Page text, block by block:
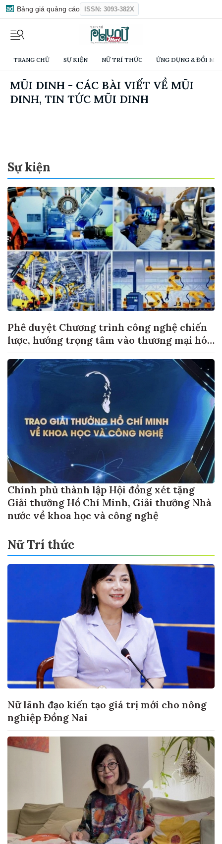
Bảng giá quảng cáo ISSN: 3093-382X
TRANG CHỦ SỰ KIỆN NỮ TRÍ THỨC ỨNG DỤNG & ĐỔI
MŨI DINH - CÁC BÀI VIẾT VỀ MŨI
DINH, TIN TỨC MŨI DINH
Sự kiện
Phê duyệt Chương trình công nghệ chiến
lược, hướng trọng tâm vào thương mại hóa
Chính phủ thành lập Hội đồng xét tặng
Giải thưởng Hồ Chí Minh, Giải thưởng Nhà
nước về khoa học và công nghệ
Nữ Trí thức
Nữ lãnh đạo kiến tạo giá trị mới cho nông
nghiệp Đồng Nai